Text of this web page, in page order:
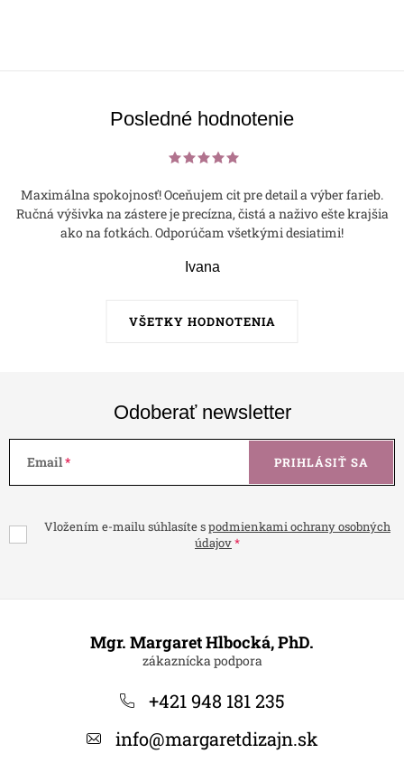
Posledné hodnotenie
VŠETKY HODNOTENIA
Maximálna spokojnosť! Oceňujem cit pre detail a výber farieb.
Ručná výšivka na zástere je precízna, čistá a naživo ešte krajšia
ako na fotkách. Odporúčam všetkými desiatimi!
Ivana
Odoberať newsletter
Email
Vložením e-mailu súhlasíte spodmienkami ochrany osobných
údajov
PRIHLÁSIŤ SA
Mgr. Margaret Hlbocká, PhD.
+421 948 181 235
info@margaretdizajn.sk